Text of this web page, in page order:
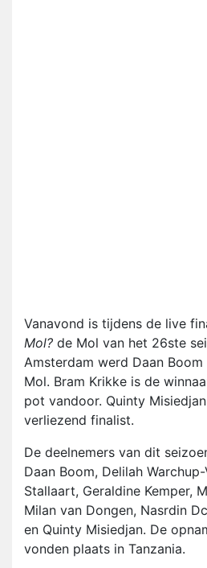
Vanavond is tijdens de live
Mol? de Mol van het 26ste
Amsterdam werd Daan
Mol. Bram Krikke is de
pot vandoor. Quinty
verliezend finalist.
De deelnemers van dit
Daan Boom, Delilah
Stallaart, Geraldine Kemper,
Milan van Dongen, Nasrdin
en Quinty Misiedjan. De
vonden plaats in Tanzania.